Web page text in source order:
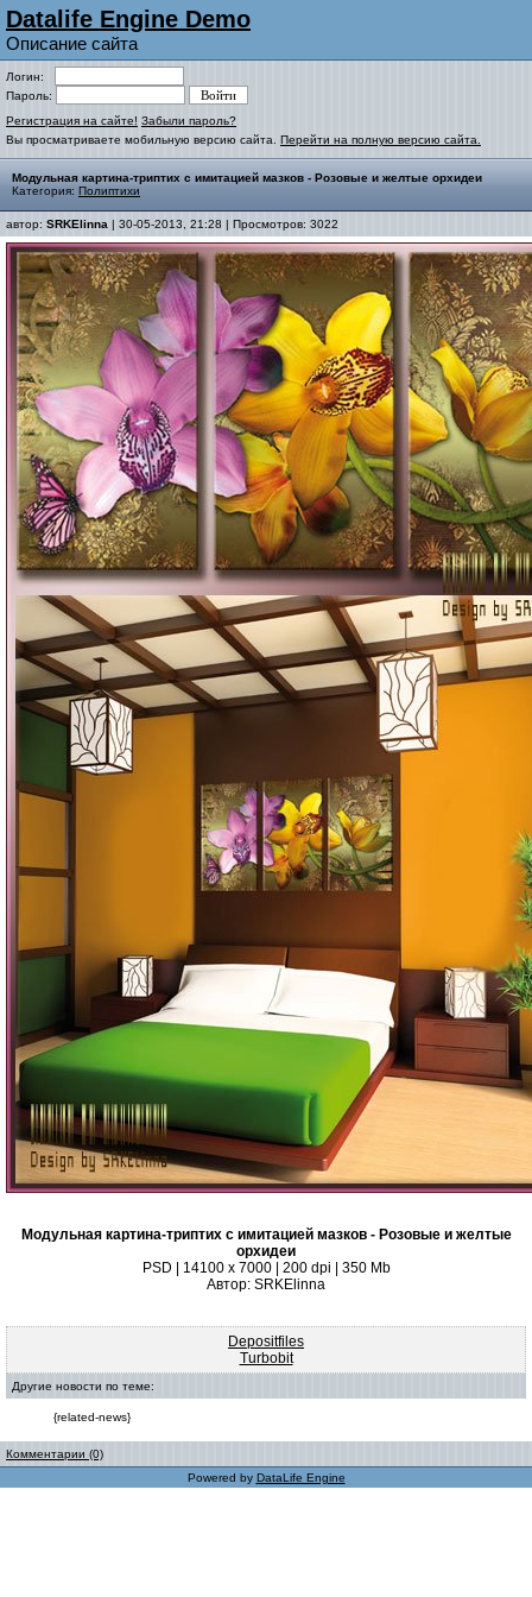
Datalife Engine Demo
Описание сайта
Логин:
Пароль:
Регистрация на сайте! Забыли пароль?
Вы просматриваете мобильную версию сайта. Перейти на полную версию сайта.
Модульная картина-триптих с имитацией мазков - Розовые и желтые орхидеи
Категория: Полиптихи
автор: SRKElinna | 30-05-2013, 21:28 | Просмотров: 3022
Модульная картина-триптих с имитацией мазков - Розовые и желтые
орхидеи
PSD | 14100 x 7000 | 200 dpi | 350 Mb
Автор: SRKElinna
Depositfiles
Turbobit
Другие новости по теме:
{related-news}
Комментарии (0)
Powered by DataLife Engine